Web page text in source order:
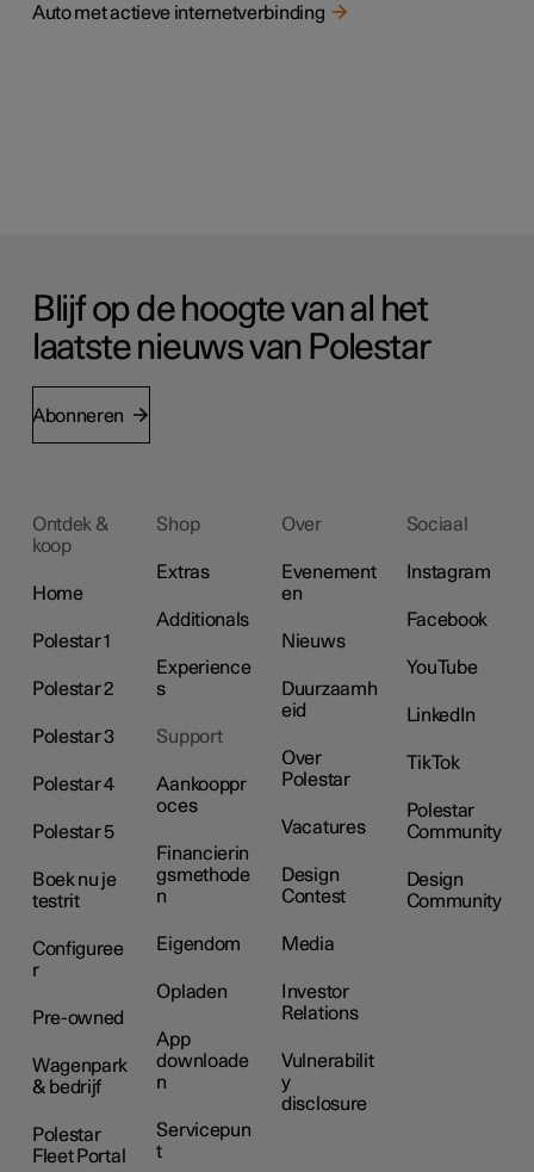
Auto met actieve internetverbinding
Blijf op de hoogte van al het
laatste nieuws van Polestar
Abonneren
Ontdek &
koop
Home
Polestar 1
Polestar 2
Polestar 3
Polestar 4
Polestar 5
Boek nu je
testrit
Configuree
r
Pre-owned
Wagenpark
& bedrijf
Polestar
Fleet Portal
Shop
Extras
Additionals
Experience
s
Support
Aankooppr
oces
Financierin
gsmethode
n
Eigendom
Opladen
App
downloade
n
Servicepun
t
Over
Evenement
en
Nieuws
Duurzaamh
eid
Over
Polestar
Vacatures
Design
Contest
Media
Investor
Relations
Vulnerabilit
y
disclosure
Sociaal
Instagram
Facebook
YouTube
LinkedIn
TikTok
Polestar
Community
Design
Community